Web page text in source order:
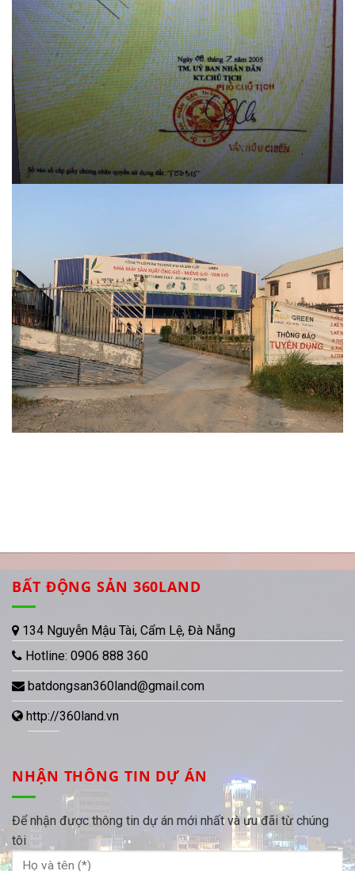
BẤT ĐỘNG SẢN 360LAND
134 Nguyễn Mậu Tài, Cẩm Lệ, Đà Nẵng
Hotline: 0906 888 360
batdongsan360land@gmail.com
http://360land.vn
NHẬN THÔNG TIN DỰ ÁN
Để nhận được thông tin dự án mới nhất và ưu đãi từ chúng
tôi